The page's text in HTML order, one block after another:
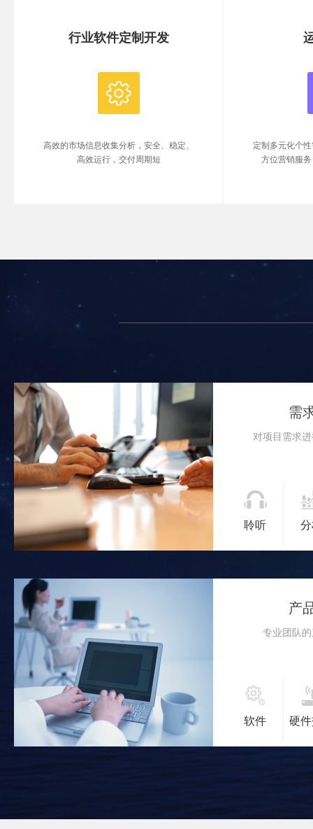
行业软件定制开发
高效的市场信息收集分析，安全、稳定、
高效运行，交付周期短
定制多元化个
方位营销服
需
对项目需求
聆听
产
专业团队
软件 硬